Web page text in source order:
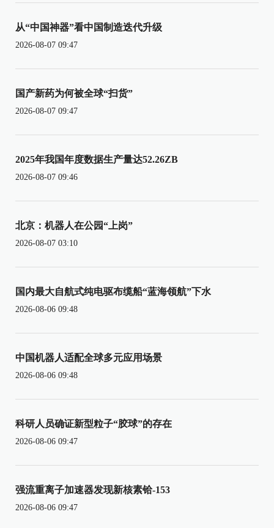
从“中国神器”看中国制造迭代升级
2026-08-07 09:47
国产新药为何被全球“扫货”
2026-08-07 09:47
2025年我国年度数据生产量达52.26ZB
2026-08-07 09:46
北京：机器人在公园“上岗”
2026-08-07 03:10
国内最大自航式纯电驱布缆船“蓝海领航”下水
2026-08-06 09:48
中国机器人适配全球多元应用场景
2026-08-06 09:48
科研人员确证新型粒子“胶球”的存在
2026-08-06 09:47
强流重离子加速器发现新核素铪-153
2026-08-06 09:47